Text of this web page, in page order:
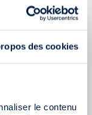
des cookies
le contenu
ou du